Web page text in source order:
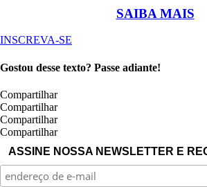
SAIBA MAIS
INSCREVA-SE
Gostou desse texto? Passe adiante!
Compartilhar
Compartilhar
Compartilhar
Compartilhar
ASSINE NOSSA NEWSLETTER E